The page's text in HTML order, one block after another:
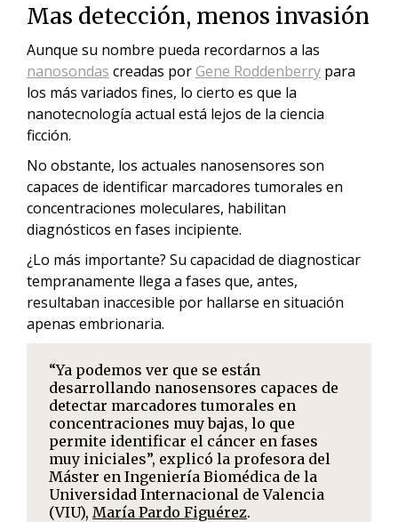
Mas detección, menos invasión
Aunque su nombre pueda recordarnos a las
nanosondas creadas por Gene Roddenberry para
los más variados fines, lo cierto es que la
nanotecnología actual está lejos de la ciencia
ficción.
No obstante, los actuales nanosensores son
capaces de identificar marcadores tumorales en
concentraciones moleculares, habilitan
diagnósticos en fases incipiente.
¿Lo más importante? Su capacidad de diagnosticar
tempranamente llega a fases que, antes,
resultaban inaccesible por hallarse en situación
apenas embrionaria.
“Ya podemos ver que se están
desarrollando nanosensores capaces de
detectar marcadores tumorales en
concentraciones muy bajas, lo que
permite identificar el cáncer en fases
muy iniciales”, explicó la profesora del
Máster en Ingeniería Biomédica de la
Universidad Internacional de Valencia
(VIU), María Pardo Figuérez.